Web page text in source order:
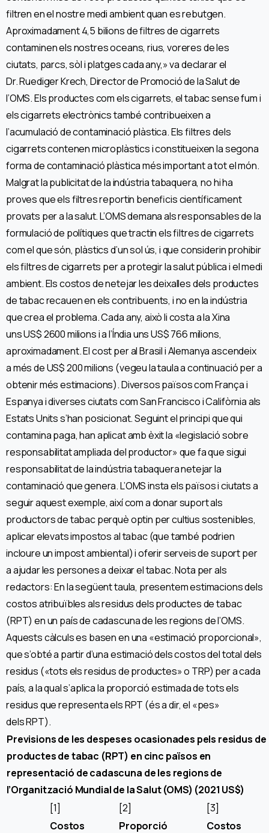
filtren en el nostre medi ambient quan es rebutgen.
Aproximadament 4,5 bilions de filtres de cigarrets
contaminen els nostres oceans, rius, voreres de les
ciutats, parcs, sòl i platges cada any,» va declarar el
Dr. Ruediger Krech, Director de Promoció de la Salut de
l’OMS. Els productes com els cigarrets, el tabac sense fum i
els cigarrets electrònics també contribueixen a
l’acumulació de contaminació plàstica. Els filtres dels
cigarrets contenen microplàstics i constitueixen la segona
forma de contaminació plàstica més important a tot el món.
Malgrat la publicitat de la indústria tabaquera, no hi ha
proves que els filtres reportin beneficis científicament
provats per a la salut. L’OMS demana als responsables de la
formulació de polítiques que tractin els filtres de cigarrets
com el que són, plàstics d’un sol ús, i que considerin prohibir
els filtres de cigarrets per a protegir la salut pública i el medi
ambient. Els costos de netejar les deixalles dels productes
de tabac recauen en els contribuents, i no en la indústria
que crea el problema. Cada any, això li costa a la Xina
uns US$ 2600 milions i a l’Índia uns US$ 766 milions,
aproximadament. El cost per al Brasil i Alemanya ascendeix
a més de US$ 200 milions (vegeu la taula a continuació per a
obtenir més estimacions). Diversos països com França i
Espanya i diverses ciutats com San Francisco i Califòrnia als
Estats Units s’han posicionat. Seguint el principi que qui
contamina paga, han aplicat amb èxit la «legislació sobre
responsabilitat ampliada del productor» que fa que sigui
responsabilitat de la indústria tabaquera netejar la
contaminació que genera. L’OMS insta els països i ciutats a
seguir aquest exemple, així com a donar suport als
productors de tabac perquè optin per cultius sostenibles,
aplicar elevats impostos al tabac (que també podrien
incloure un impost ambiental) i oferir serveis de suport per
a ajudar les persones a deixar el tabac. Nota per als
redactors: En la següent taula, presentem estimacions dels
costos atribuïbles als residus dels productes de tabac
(RPT) en un país de cadascuna de les regions de l’OMS.
Aquests càlculs es basen en una «estimació proporcional»,
que s’obté a partir d’una estimació dels costos del total dels
residus («tots els residus de productes» o TRP) per a cada
país, a la qual s’aplica la proporció estimada de tots els
residus que representa els RPT (és a dir, el «pes»
dels RPT).
Previsions de les despeses ocasionades pels residus de
productes de tabac (RPT) en cinc països en
representació de cadascuna de les regions de
l’Organització Mundial de la Salut (OMS) (2021 US$)
[1]
[2]
[3]
Costos
Proporció Costos